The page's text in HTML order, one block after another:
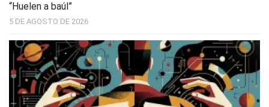
“Huelen a baúl”
5 DE AGOSTO DE 2026